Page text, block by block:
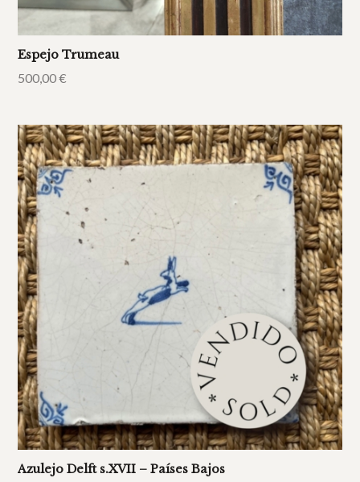
Espejo Trumeau
500,00€
Azulejo Delft s.XVII – Países Bajos